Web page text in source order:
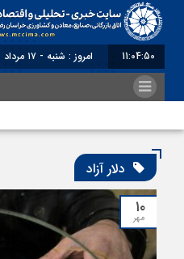
11:04:51 امروز : شنبه - ۱۷ مرداد - ۱۴۰۵
دلار آزاد
۱۰
مهر